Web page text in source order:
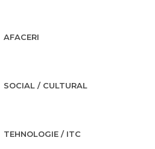
AFACERI
SOCIAL / CULTURAL
TEHNOLOGIE / ITC